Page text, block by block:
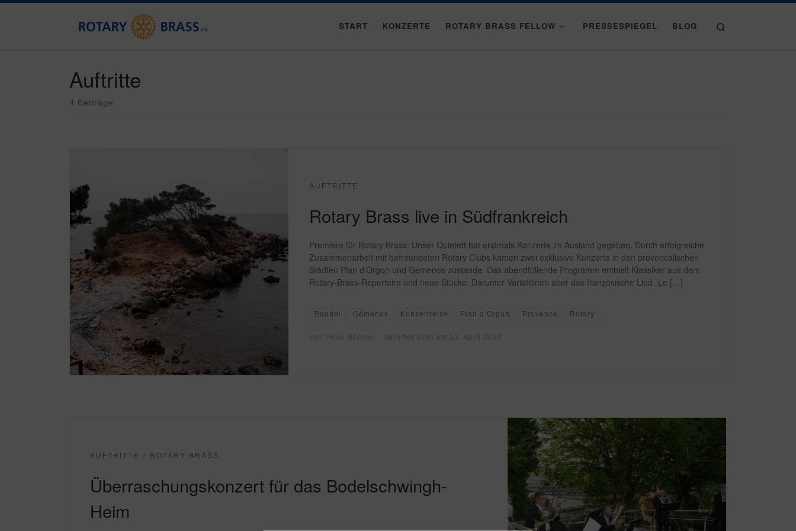
START KONZERTE ROTARY BRASS FELLOW PRESSESPIEGEL BLOG
Auftritte
4 Beiträge
AUFTRITTE
Rotary Brass live in Südfrankreich
Premiere für Rotary Brass: Unser Quintett hat erstmals Konzerte im Ausland gegeben. Durch erfolgreiche
Zusammenarbeit mit befreundeten Rotary Clubs kamen zwei exklusive Konzerte in den provencalischen
Städten Plan d‘Orgon und Gemenos zustande. Das abendfüllende Programm enthielt Klassiker aus dem
Rotary-Brass-Repertoire und neue Stücke. Darunter Variationen über das französische Lied „Le […]
Bandol Gémenos Konzertreise Plan d’Orgon Provence Rotary
von Peter Böhnel Veröffentlicht am 13. April 2024
AUFTRITTE ROTARY BRASS
Überraschungskonzert für das Bodelschwingh-
Heim